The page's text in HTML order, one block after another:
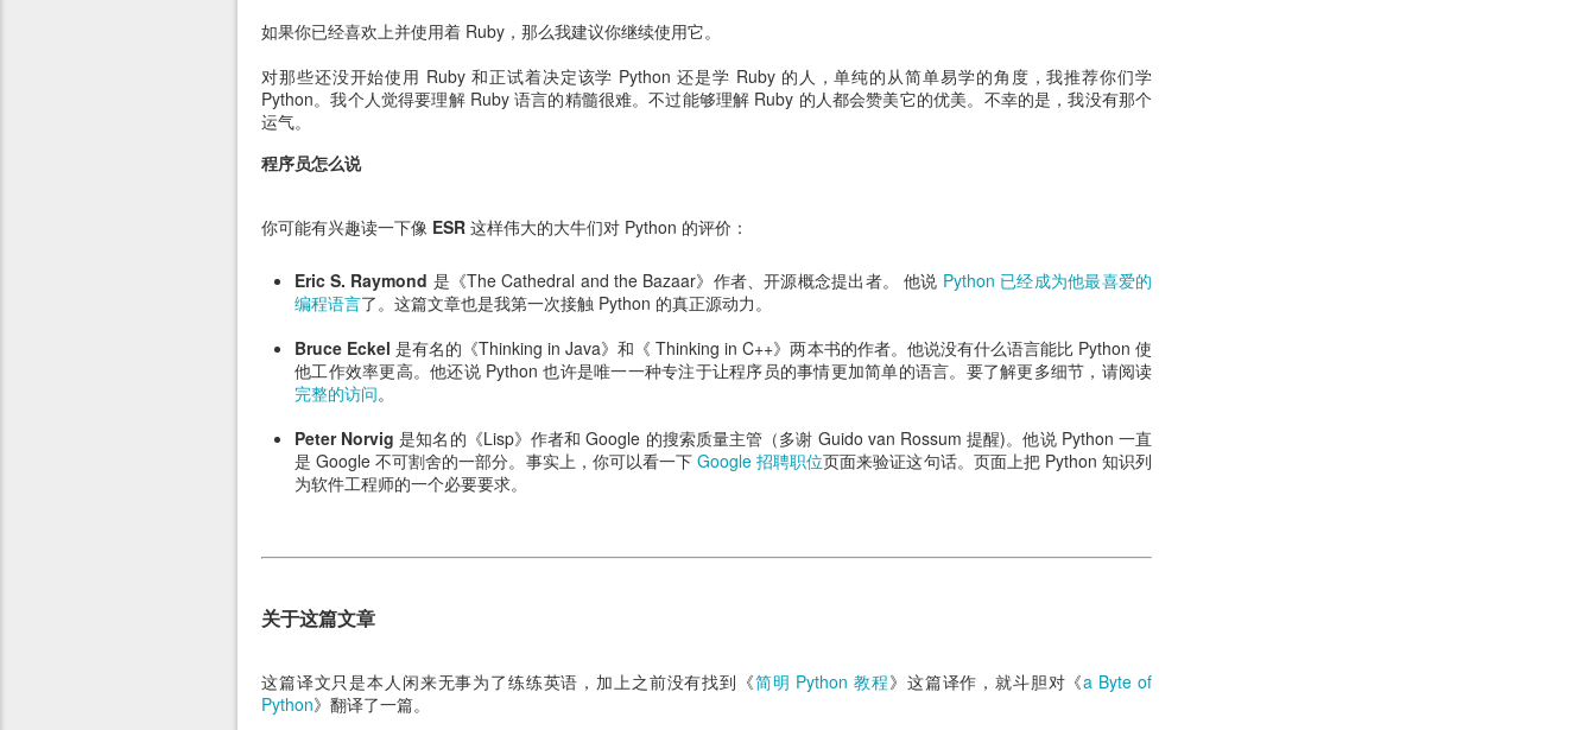
如果你已经喜欢上并使用着 Ruby，那么我建议你继续使用它。
对那些还没开始使用 Ruby 和正试着决定该学 Python 还是学 Ruby 的人，单纯的从简单易学的角度，我推荐你们学
Python。我个人觉得要理解 Ruby 语言的精髓很难。不过能够理解 Ruby 的人都会赞美它的优美。不幸的是，我没有那个
运气。
程序员怎么说
你可能有兴趣读一下像 ESR 这样伟大的大牛们对 Python 的评价：
Eric S. Raymond 是《The Cathedral and the Bazaar》作者、开源概念提出者。 他说 Python 已经成为他最喜爱的
编程语言了。这篇文章也是我第一次接触 Python 的真正源动力。
Bruce Eckel 是有名的《Thinking in Java》和《 Thinking in C++》两本书的作者。他说没有什么语言能比 Python 使
他工作效率更高。他还说 Python 也许是唯一一种专注于让程序员的事情更加简单的语言。要了解更多细节，请阅读
完整的访问。
Peter Norvig 是知名的《Lisp》作者和 Google 的搜索质量主管（多谢 Guido van Rossum 提醒)。他说 Python 一直
是 Google 不可割舍的一部分。事实上，你可以看一下Google 招聘职位页面来验证这句话。页面上把 Python 知识列
为软件工程师的一个必要要求。
关于这篇文章
这篇译文只是本人闲来无事为了练练英语，加上之前没有找到《简明 Python 教程》这篇译作，就斗胆对《a Byte of
Python》翻译了一篇。